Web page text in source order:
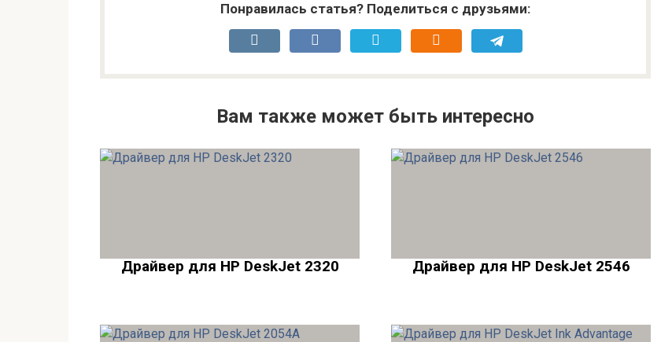
Понравилась статья? Поделиться с друзьями:
Вам также может быть интересно
Драйвер для HP DeskJet 2320 Драйвер для HP DeskJet 2546